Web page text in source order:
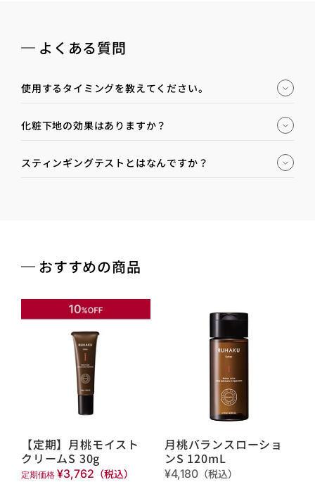
よくある質問
使用するタイミングを教えてください。
化粧下地の効果はありますか？
スティンギングテストとはなんですか？
おすすめの商品
【定期】月桃モイスト
クリームS 30g
定期価格 ¥3,762 （税込）
月桃バランスローショ
ンS 120mL
¥4,180 （税込）